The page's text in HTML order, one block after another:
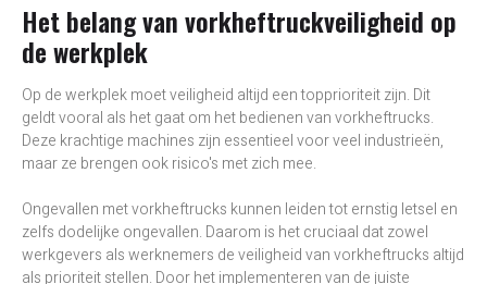
Het belang van vorkheftruckveiligheid op
de werkplek
Op de werkplek moet veiligheid altijd een topprioriteit zijn. Dit
geldt vooral als het gaat om het bedienen van vorkheftrucks.
Deze krachtige machines zijn essentieel voor veel industrieën,
maar ze brengen ook risico's met zich mee.
Ongevallen met vorkheftrucks kunnen leiden tot ernstig letsel en
zelfs dodelijke ongevallen. Daarom is het cruciaal dat zowel
werkgevers als werknemers de veiligheid van vorkheftrucks altijd
als prioriteit stellen. Door het implementeren van de juiste